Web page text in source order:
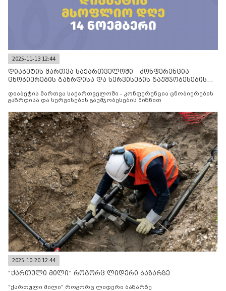
2025-11-13 12:44
დიაბეტის მართვა საქართველოში - კონფერენცია
ცნობიერების გაზრდისა და სერვისების გაუმჯობესების
დიაბეტის მართვა საქართველოში - კონფერენცია ცნობიერების
გაზრდისა და სერვისების გაუმჯობესების მიზნით
2025-10-20 12:44
“ქართული მილი” როგორც ლიდერი ბაზარზე
“ქართული მილი” როგორც ლიდერი ბაზარზე